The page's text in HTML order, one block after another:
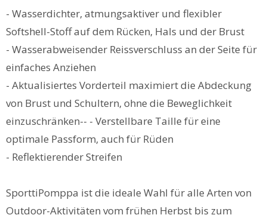
- Wasserdichter, atmungsaktiver und flexibler
Softshell-Stoff auf dem Rücken, Hals und der Brust
- Wasserabweisender Reissverschluss an der Seite für
einfaches Anziehen
- Aktualisiertes Vorderteil maximiert die Abdeckung
von Brust und Schultern, ohne die Beweglichkeit
einzuschränken-- - Verstellbare Taille für eine
optimale Passform, auch für Rüden
- Reflektierender Streifen
SporttiPomppa ist die ideale Wahl für alle Arten von
Outdoor-Aktivitäten vom frühen Herbst bis zum